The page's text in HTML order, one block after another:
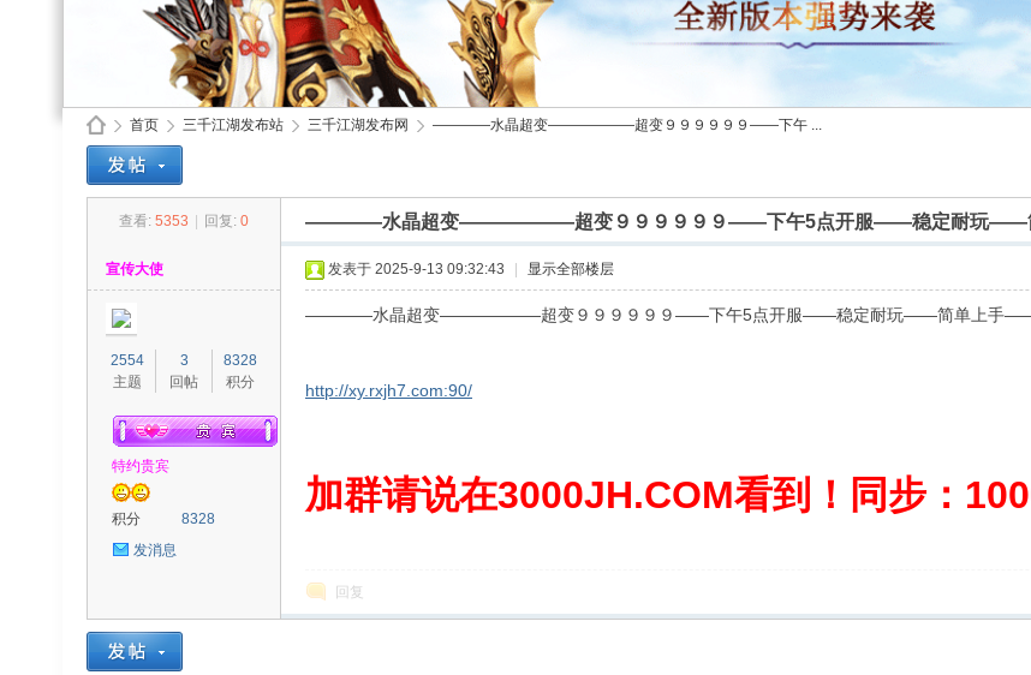
首页
›
三千江湖发布站 三千江湖发布网
›
————水晶超变——————超变９９９９９９——下午 ...
查看: 5353 回复: 0 ————水晶超变——————超变９９９９９９——下午5点开服——稳定耐玩
宣传大使
2554
主题
3
回帖
8328
积分
特约贵宾
积分
8328
发消息
发表于 2025-9-13 09:32:43 显示全部楼层
————水晶超变——————超变９９９９９９——下午5点开服——稳定耐玩——简单上
http://xy.rxjh7.com:90/
加群请说在3000JH.COM看到！同步：
回复